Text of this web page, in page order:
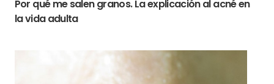
Por qué me salen granos. La explicación al acné en
la vida adulta